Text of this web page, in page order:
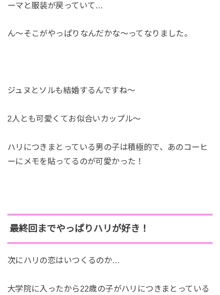
ーマと服装が戻っていて…
ん～そこがやっぱりなんだかな～ってなりました。
ジュヌとソルも結婚するんですね～
2人とも可愛くてお似合いカップル～
ハリにつきまとっている男の子は積極的で、あのコーヒ
ーにメモを貼ってるのが可愛かった！
最終回までやっぱりハリが好き！
次にハリの恋はいつくるのか…
大学院に入ったから22歳の子がハリにつきまとっている